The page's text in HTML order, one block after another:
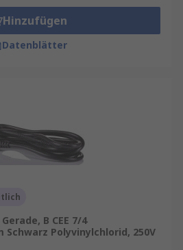
Hinzufügen
Datenblätter
B CEE 7/4
Polyvinylchlorid, 250V